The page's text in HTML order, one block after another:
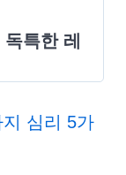
특한 레
심리 5가